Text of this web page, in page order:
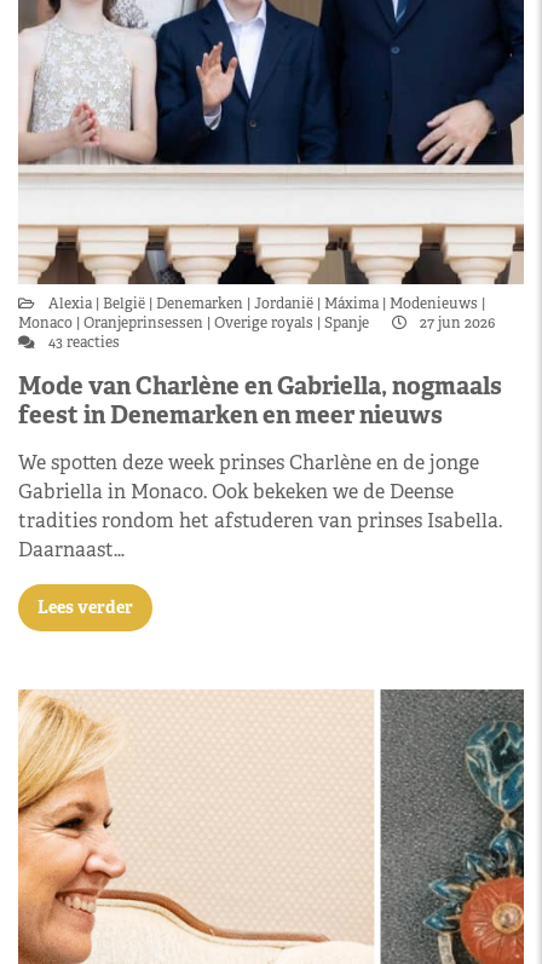
Alexia België Denemarken Jordanië Máxima Modenieuws
Monaco Oranjeprinsessen Overige royals Spanje
27 jun 2026
43 reacties
Mode van Charlène en Gabriella, nogmaals
feest in Denemarken en meer nieuws
We spotten deze week prinses Charlène en de jonge
Gabriella in Monaco. Ook bekeken we de Deense
tradities rondom het afstuderen van prinses Isabella.
Daarnaast…
Lees verder